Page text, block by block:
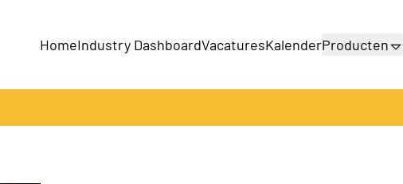
HomeIndustry DashboardVacaturesKalenderProducten
Productengids